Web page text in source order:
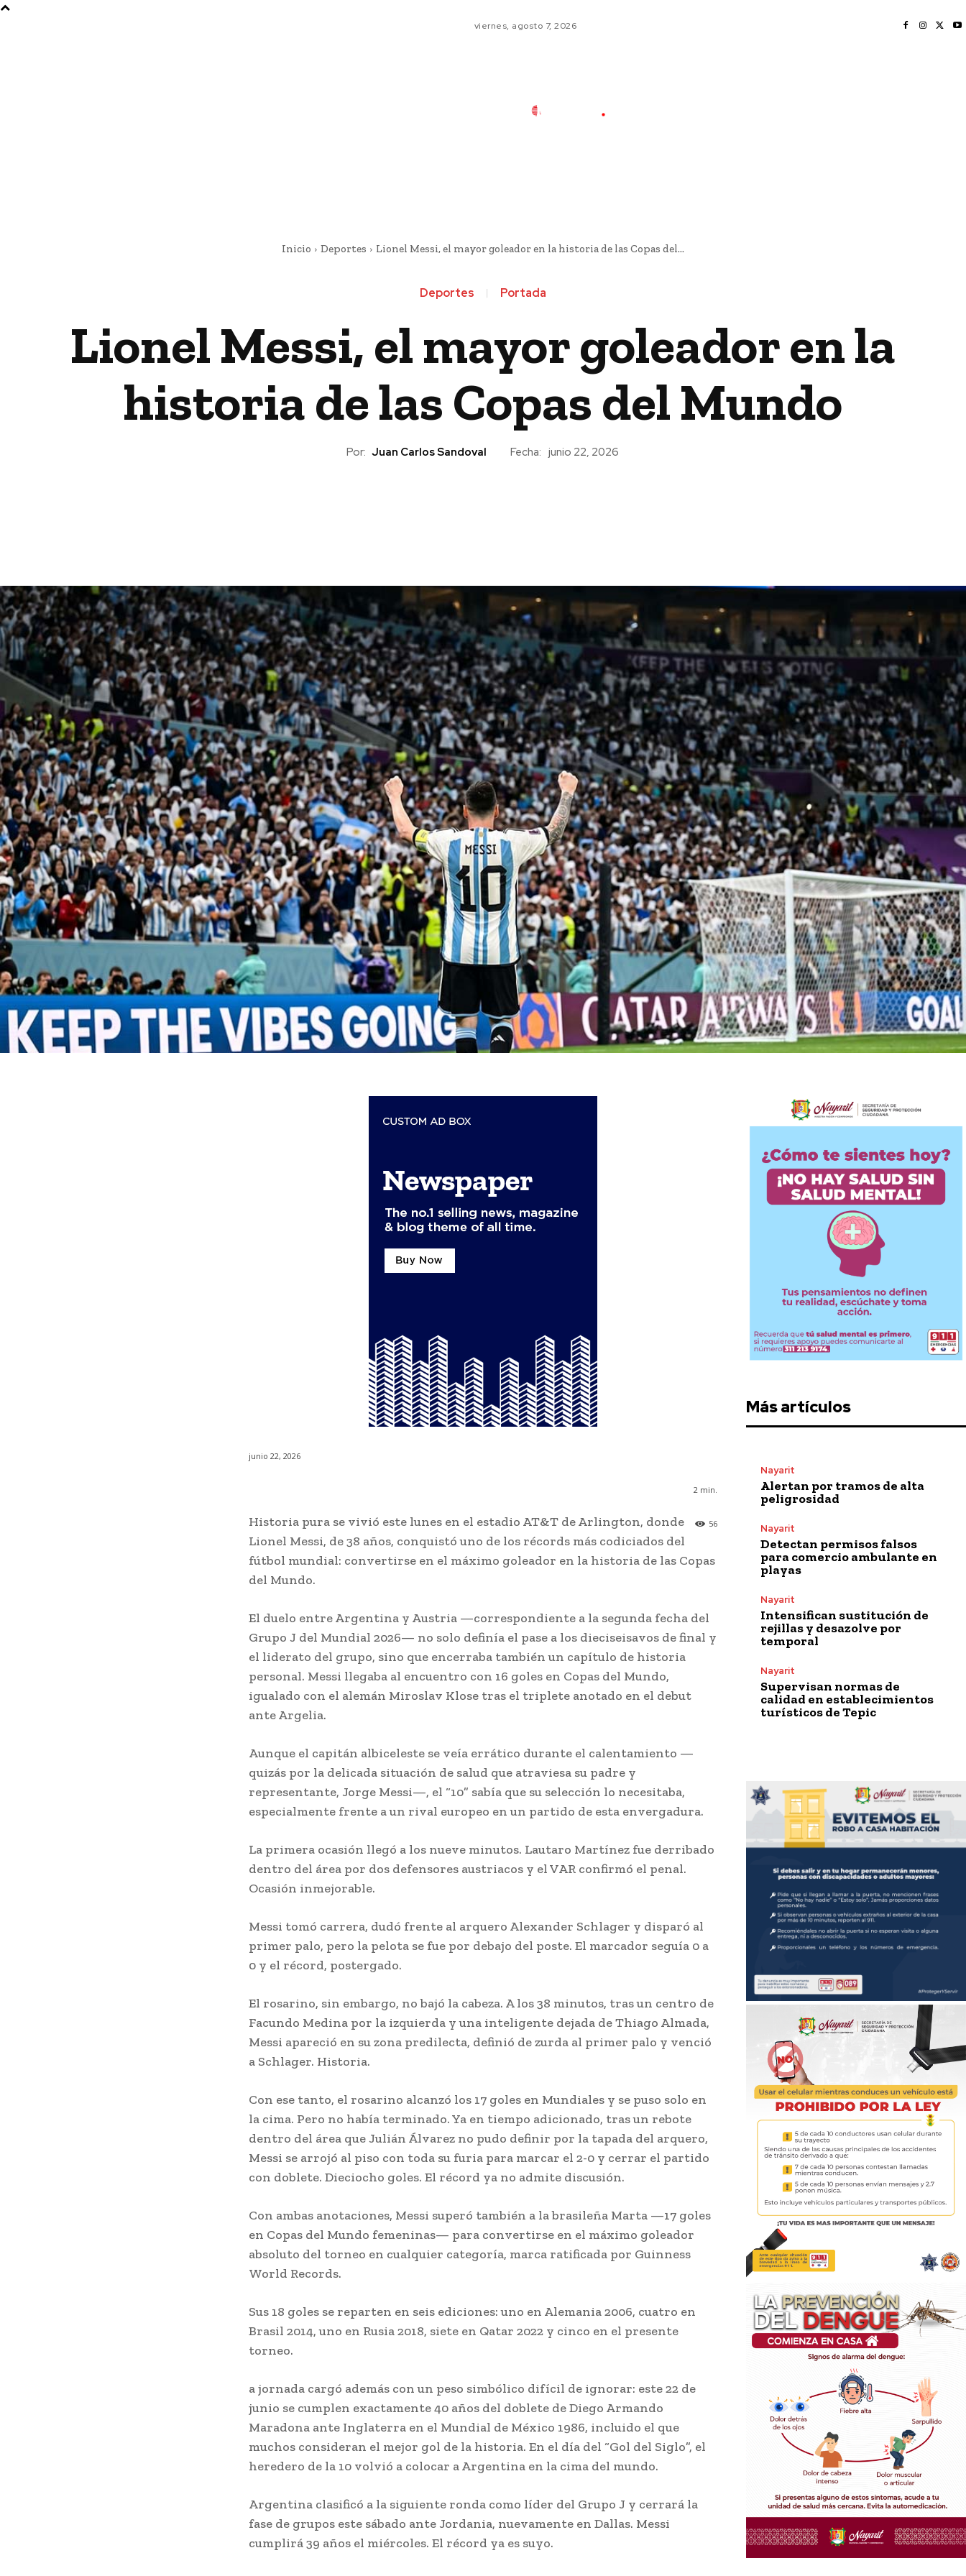
viernes, agosto 7, 2026
Inicio Deportes Lionel Messi, el mayor goleador en la historia de las Copas del...
Deportes Portada
Lionel Messi, el mayor goleador en la
historia de las Copas del Mundo
Por: Juan Carlos Sandoval Fecha: junio 22, 2026
junio 22, 2026
2 min.
56
Historia pura se vivió este lunes en el estadio AT&T de Arlington, donde
Lionel Messi, de 38 años, conquistó uno de los récords más codiciados del
fútbol mundial: convertirse en el máximo goleador en la historia de las Copas
del Mundo.
El duelo entre Argentina y Austria —correspondiente a la segunda fecha del
Grupo J del Mundial 2026— no solo definía el pase a los dieciseisavos de final y
el liderato del grupo, sino que encerraba también un capítulo de historia
personal. Messi llegaba al encuentro con 16 goles en Copas del Mundo,
igualado con el alemán Miroslav Klose tras el triplete anotado en el debut
ante Argelia.
Aunque el capitán albiceleste se veía errático durante el calentamiento —
quizás por la delicada situación de salud que atraviesa su padre y
representante, Jorge Messi—, el “10” sabía que su selección lo necesitaba,
especialmente frente a un rival europeo en un partido de esta envergadura.
La primera ocasión llegó a los nueve minutos. Lautaro Martínez fue derribado
dentro del área por dos defensores austriacos y el VAR confirmó el penal.
Ocasión inmejorable.
Messi tomó carrera, dudó frente al arquero Alexander Schlager y disparó al
primer palo, pero la pelota se fue por debajo del poste. El marcador seguía 0 a
0 y el récord, postergado.
El rosarino, sin embargo, no bajó la cabeza. A los 38 minutos, tras un centro de
Facundo Medina por la izquierda y una inteligente dejada de Thiago Almada,
Messi apareció en su zona predilecta, definió de zurda al primer palo y venció
a Schlager. Historia.
Con ese tanto, el rosarino alcanzó los 17 goles en Mundiales y se puso solo en
la cima. Pero no había terminado. Ya en tiempo adicionado, tras un rebote
dentro del área que Julián Álvarez no pudo definir por la tapada del arquero,
Messi se arrojó al piso con toda su furia para marcar el 2-0 y cerrar el partido
con doblete. Dieciocho goles. El récord ya no admite discusión.
Con ambas anotaciones, Messi superó también a la brasileña Marta —17 goles
en Copas del Mundo femeninas— para convertirse en el máximo goleador
absoluto del torneo en cualquier categoría, marca ratificada por Guinness
World Records.
Sus 18 goles se reparten en seis ediciones: uno en Alemania 2006, cuatro en
Brasil 2014, uno en Rusia 2018, siete en Qatar 2022 y cinco en el presente
torneo.
a jornada cargó además con un peso simbólico difícil de ignorar: este 22 de
junio se cumplen exactamente 40 años del doblete de Diego Armando
Maradona ante Inglaterra en el Mundial de México 1986, incluido el que
muchos consideran el mejor gol de la historia. En el día del “Gol del Siglo”, el
heredero de la 10 volvió a colocar a Argentina en la cima del mundo.
Argentina clasificó a la siguiente ronda como líder del Grupo J y cerrará la
fase de grupos este sábado ante Jordania, nuevamente en Dallas. Messi
cumplirá 39 años el miércoles. El récord ya es suyo.
Más artículos
Nayarit
Alertan por tramos de alta
peligrosidad
Nayarit
Detectan permisos falsos
para comercio ambulante en
playas
Nayarit
Intensifican sustitución de
rejillas y desazolve por
temporal
Nayarit
Supervisan normas de
calidad en establecimientos
turísticos de Tepic